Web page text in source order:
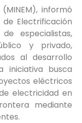
informó
Electrificación
especialistas,
y privado,
al desarrollo
iniciativa busca
eléctricos
electricidad en
mediante